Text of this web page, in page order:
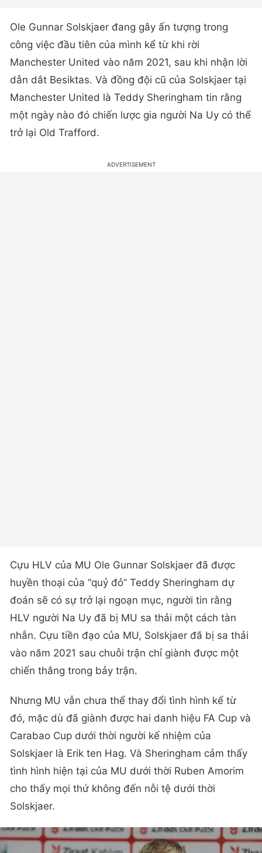
Ole Gunnar Solskjaer đang gây ấn tượng trong
công việc đầu tiên của mình kể từ khi rời
Manchester United vào năm 2021, sau khi nhận lời
dẫn dắt Besiktas. Và đồng đội cũ của Solskjaer tại
Manchester United là Teddy Sheringham tin rằng
một ngày nào đó chiến lược gia người Na Uy có thể
trở lại Old Trafford.
Cựu HLV của MU Ole Gunnar Solskjaer đã được
huyền thoại của “quỷ đỏ” Teddy Sheringham dự
đoán sẽ có sự trở lại ngoạn mục, người tin rằng
HLV người Na Uy đã bị MU sa thải một cách tàn
nhẫn. Cựu tiền đạo của MU, Solskjaer đã bị sa thải
vào năm 2021 sau chuỗi trận chỉ giành được một
chiến thắng trong bảy trận.
Nhưng MU vẫn chưa thể thay đổi tình hình kể từ
đó, mặc dù đã giành được hai danh hiệu FA Cup và
Carabao Cup dưới thời người kế nhiệm của
Solskjaer là Erik ten Hag. Và Sheringham cảm thấy
tình hình hiện tại của MU dưới thời Ruben Amorim
cho thấy mọi thứ không đến nỗi tệ dưới thời
Solskjaer.